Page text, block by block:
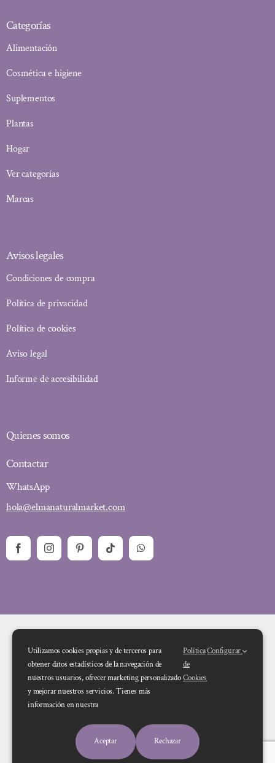
Categorías
Alimentación
Cosmética e higiene
Suplementos
Plantas
Hogar
Ver categorías
Marcas
Avisos legales
Condiciones de compra
Política de privacidad
Política de cookies
Aviso legal
Informe de accesibilidad
Quienes somos
Contactar
WhatsApp
hola@elmanaturalmarket.com
Financiado por la Unión Europea – NextGenerationEU. Sin embargo, los
autores y no reflejan necesariamente los de la Unión Europea o la Comisión
Europea. Ni la Unión Europea ni la Comisión Europea pueden ser consideradas
responsables de las mismas
Utilizamos cookies propias y de terceros para
obtener datos estadísticos de la navegación de
nuestros usuarios, ofrecer marketing personalizado
y mejorar nuestros servicios. Tienes más
información en nuestra
Política
de
Cookies
Configurar
Aceptar Rechazar